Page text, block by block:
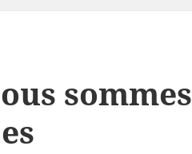
sommes